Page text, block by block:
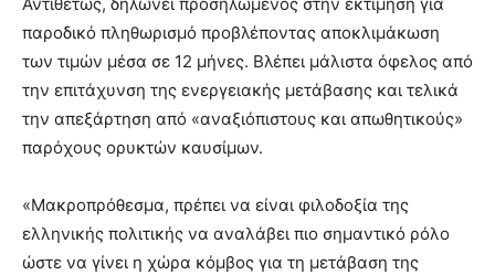
παροδικό πληθωρισμό προβλέποντας αποκλιμάκωση
των τιμών μέσα σε 12 μήνες. Βλέπει μάλιστα όφελος από
την επιτάχυνση της ενεργειακής μετάβασης και τελικά
την απεξάρτηση από «αναξιόπιστους και απωθητικούς»
παρόχους ορυκτών καυσίμων.
«Μακροπρόθεσμα, πρέπει να είναι φιλοδοξία της
ελληνικής πολιτικής να αναλάβει πιο σημαντικό ρόλο
ώστε να γίνει η χώρα κόμβος για τη μετάβαση της